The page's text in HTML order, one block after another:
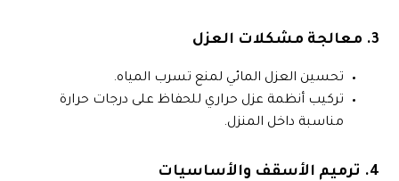
3. معالجة مشكلات العزل
تحسين العزل المائي لمنع تسرب المياه.
تركيب أنظمة عزل حراري للحفاظ على درجات حرارة
مناسبة داخل المنزل.
4. ترميم الأسقف والأساسيات